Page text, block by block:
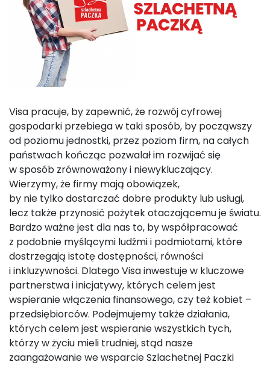
Visa pracuje, by zapewnić, że rozwój cyfrowej
gospodarki przebiega w taki sposób, by począwszy
od poziomu jednostki, przez poziom firm, na całych
państwach kończąc pozwalał im rozwijać się
w sposób zrównoważony i niewykluczający.
Wierzymy, że firmy mają obowiązek,
by nie tylko dostarczać dobre produkty lub usługi,
lecz także przynosić pożytek otaczającemu je światu.
Bardzo ważne jest dla nas to, by współpracować
z podobnie myślącymi ludźmi i podmiotami, które
dostrzegają istotę dostępności, równości
i inkluzywności. Dlatego Visa inwestuje w kluczowe
partnerstwa i inicjatywy, których celem jest
wspieranie włączenia finansowego, czy też kobiet –
przedsiębiorców. Podejmujemy także działania,
których celem jest wspieranie wszystkich tych,
którzy w życiu mieli trudniej, stąd nasze
zaangażowanie we wsparcie Szlachetnej Paczki